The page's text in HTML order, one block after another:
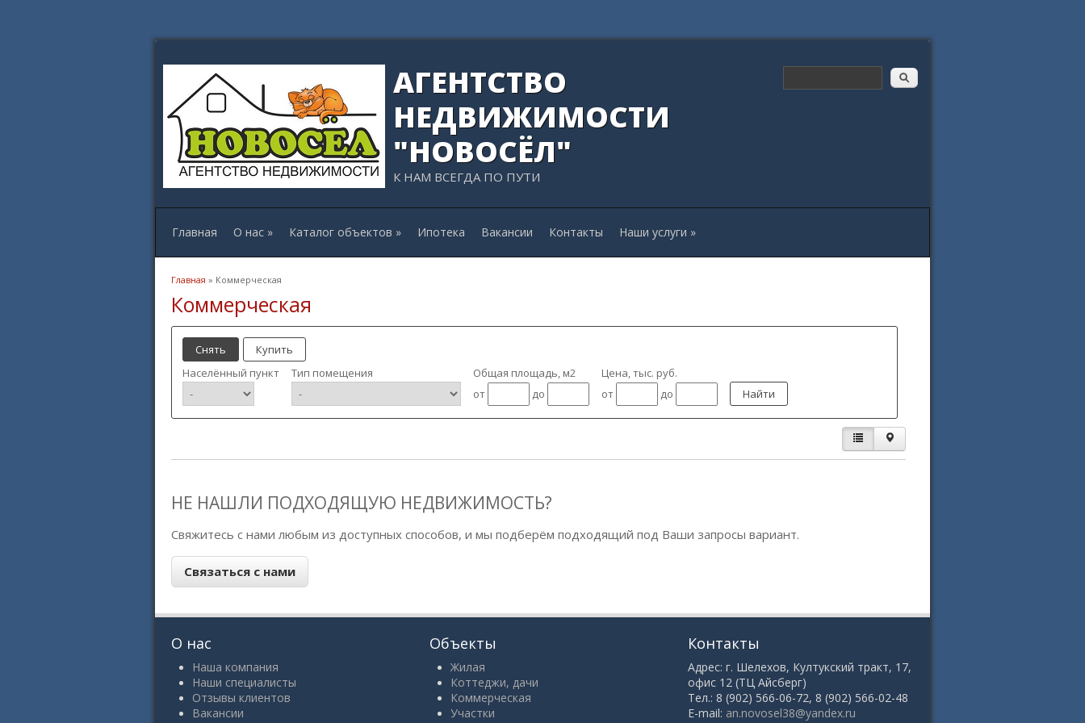
АГЕНТСТВО
НЕДВИЖИМОСТИ
"НОВОСЁЛ"
К НАМ ВСЕГДА ПО ПУТИ
Главная О нас » Каталог объектов » Ипотека Вакансии Контакты Наши услуги »
Вы здесь
Главная » Коммерческая
Коммерческая
Снять
Купить
Населённый пункт
Тип помещения Общая площадь, м2
Цена, тыс. руб.
от
до от до
НЕ НАШЛИ ПОДХОДЯЩУЮ НЕДВИЖИМОСТЬ?
Свяжитесь с нами любым из доступных способов, и мы подберём подходящий под Ваши запросы вариант.
О нас
Наша компания
Наши специалисты
Отзывы клиентов
Вакансии
Объекты
Жилая
Коттеджи, дачи
Коммерческая
Участки
Контакты
Адрес: г. Шелехов, Култукский тракт, 17,
офис 12 (ТЦ Айсберг)
Тел.: 8 (902) 566-06-72, 8 (902) 566-02-48
E-mail: an.novosel38@yandex.ru